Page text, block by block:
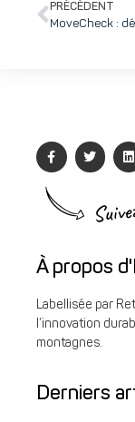
PRÉCÉDENT
À propos
Labellisée par
l’innovation
montagnes.
Derniers